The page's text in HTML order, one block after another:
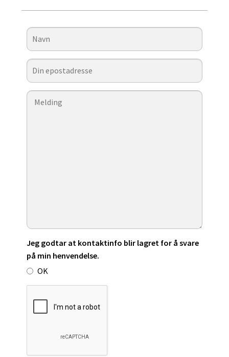
Jeg godtar at kontaktinfo blir lagret for å svare
på min henvendelse.
OK